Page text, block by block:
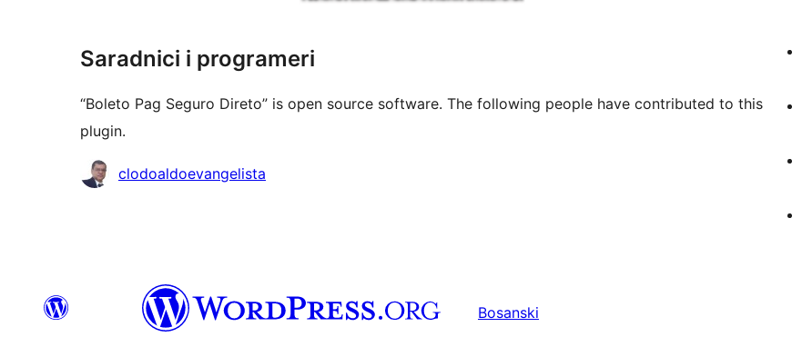
Saradnici i programeri
“Boleto Pag Seguro Direto” is open source software. The following people have contributed to this
plugin.
Doprinositelji
clodoaldoevangelista
Bosanski